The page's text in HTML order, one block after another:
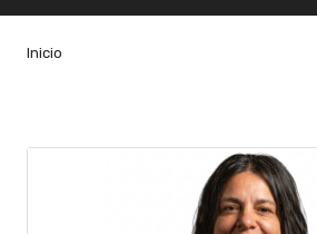
Inicio